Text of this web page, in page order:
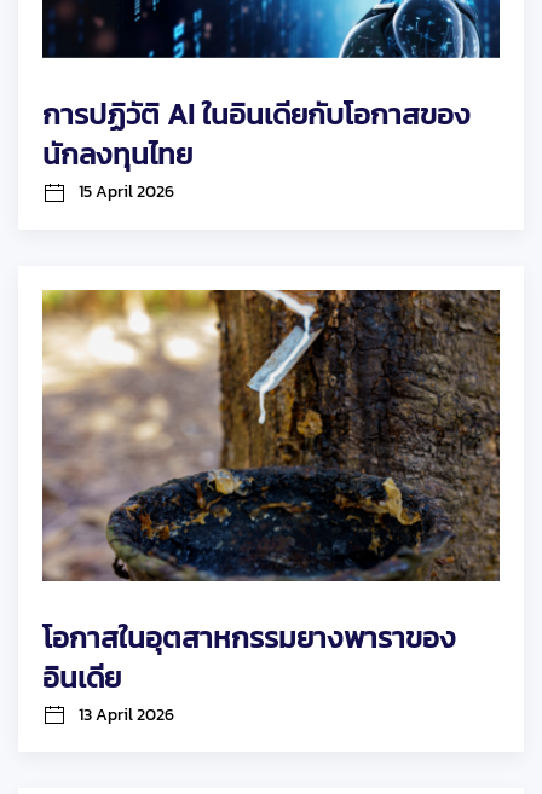
การปฏิวัติ AI ในอินเดียกับโอกาสของ
นักลงทุนไทย
15 April 2026
โอกาสในอุตสาหกรรมยางพาราของ
อินเดีย
13 April 2026